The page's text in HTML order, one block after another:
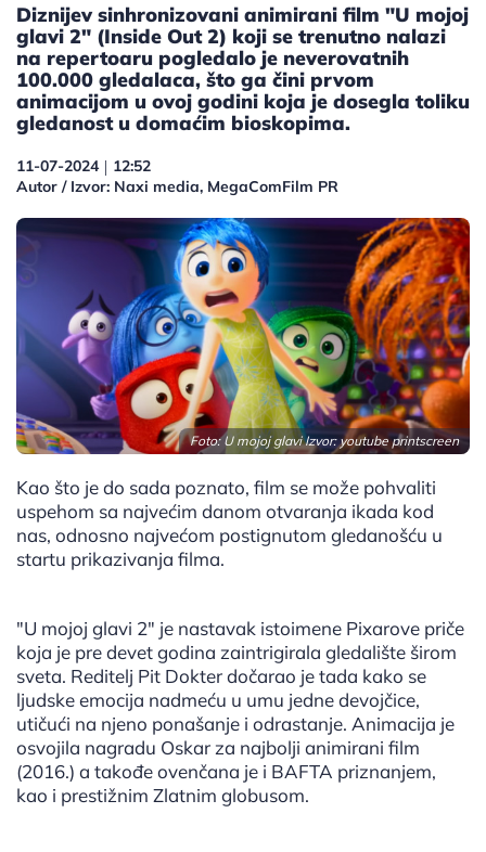
Diznijev sinhronizovani animirani film "U mojoj
glavi 2" (Inside Out 2) koji se trenutno nalazi
na repertoaru pogledalo je neverovatnih
100.000 gledalaca, što ga čini prvom
animacijom u ovoj godini koja je dosegla toliku
gledanost u domaćim bioskopima.
11-07-2024 | 12:52
Autor / Izvor: Naxi media, MegaComFilm PR
Foto: U mojoj glavi Izvor: youtube printscreen
Kao što je do sada poznato, film se može pohvaliti
uspehom sa najvećim danom otvaranja ikada kod
nas, odnosno najvećom postignutom gledanošću u
startu prikazivanja filma.
"U mojoj glavi 2" je nastavak istoimene Pixarove priče
koja je pre devet godina zaintrigirala gledalište širom
sveta. Reditelj Pit Dokter dočarao je tada kako se
ljudske emocija nadmeću u umu jedne devojčice,
utičući na njeno ponašanje i odrastanje. Animacija je
osvojila nagradu Oskar za najbolji animirani film
(2016.) a takođe ovenčana je i BAFTA priznanjem,
kao i prestižnim Zlatnim globusom.